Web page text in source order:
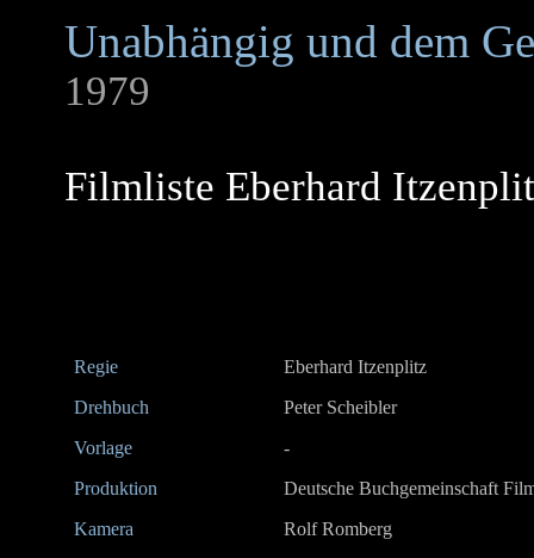
Unabhängig und dem
1979
Filmliste Eberhard
Regie
Eberhard Itzenplitz
Drehbuch
Peter Scheibler
Vorlage
-
Produktion
Deutsche Buchgemeinschaft
Kamera
Rolf Romberg